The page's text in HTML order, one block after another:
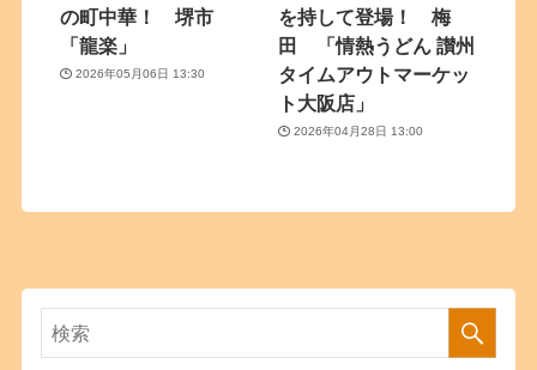
の町中華！ 堺市
「龍楽」
2026年05月06日 13:30
を持して登場！ 梅
田 「情熱うどん 讃州
タイムアウトマーケッ
ト大阪店」
2026年04月28日 13:00